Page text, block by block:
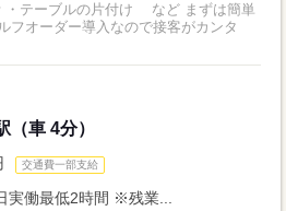
・テーブルの片付け など まずは簡単
（車 4分）
交通費一部支給
働最低2時間 ※残業...